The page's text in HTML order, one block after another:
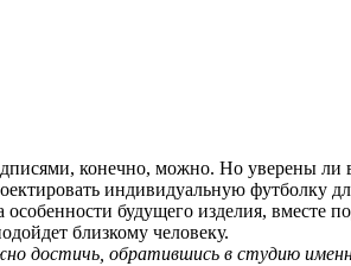
конечно, можно. Но уверены ли
индивидуальную футболку
будущего изделия,
близкому человеку.
достичь, обратившись в студию